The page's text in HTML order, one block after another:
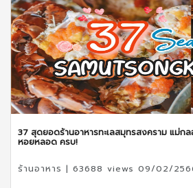
37 สุดยอดร้านอาหารทะเลสมุทรสงคราม แม่
หอยหลอด ครบ!
ร้านอาหาร | 63688 views 09/02/